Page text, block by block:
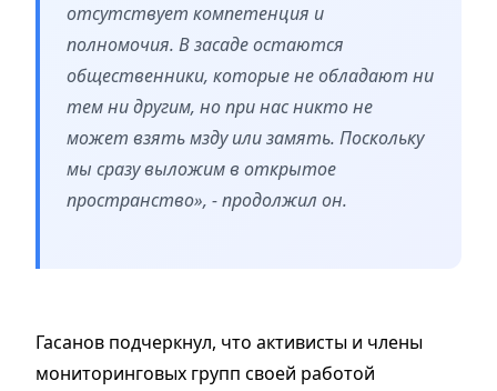
отсутствует компетенция и
полномочия. В засаде остаются
общественники, которые не обладают ни
тем ни другим, но при нас никто не
может взять мзду или замять. Поскольку
мы сразу выложим в открытое
пространство», ­- продолжил он.
Гасанов подчеркнул, что активисты и члены
мониторинговых групп своей работой